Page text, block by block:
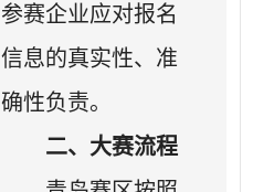
参赛企业应对报名
信息的真实性、准
确性负责。
二、大赛流程